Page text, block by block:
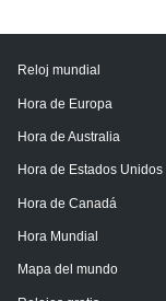
Reloj mundial
Hora de Europa
Hora de Australia
Hora de Estados Unidos
Hora de Canadá
Hora Mundial
Mapa del mundo